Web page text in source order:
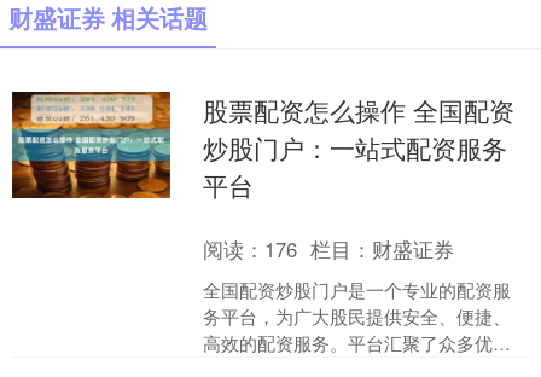
财盛证券 相关话题
股票配资怎么操作 全国配资
炒股门户：一站式配资服务
平台
阅读： 176 栏目： 财盛证券
全国配资炒股门户是一个专业的配资服
务平台，为广大股民提供安全、便捷、
高效的配资服务。平台汇聚了众多优质